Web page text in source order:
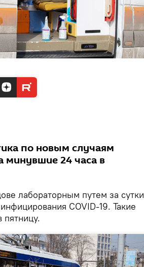
по новым случаям
минувшие 24 часа в
лабораторным путем за сутки
COVID-19. Такие